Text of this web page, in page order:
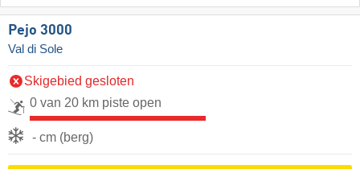
Pejo 3000
Val di Sole
Skigebied gesloten
0 van 20 km piste open
- cm (berg)